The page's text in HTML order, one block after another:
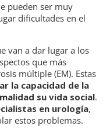
pueden ser muy
dificultades en el
van a dar lugar a los
que más
múltiple (EM). Estas
la capacidad de la
su vida social.
en urología,
estos problemas.